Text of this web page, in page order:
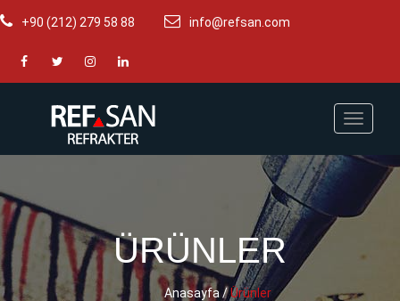
+90 (212) 279 58 88 info@refsan.com
Toggle
ÜRÜNLER
Anasayfa/Ürünler